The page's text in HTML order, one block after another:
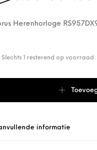
Herenhorloge
Slechts 1 resterend op voorraad
informatie